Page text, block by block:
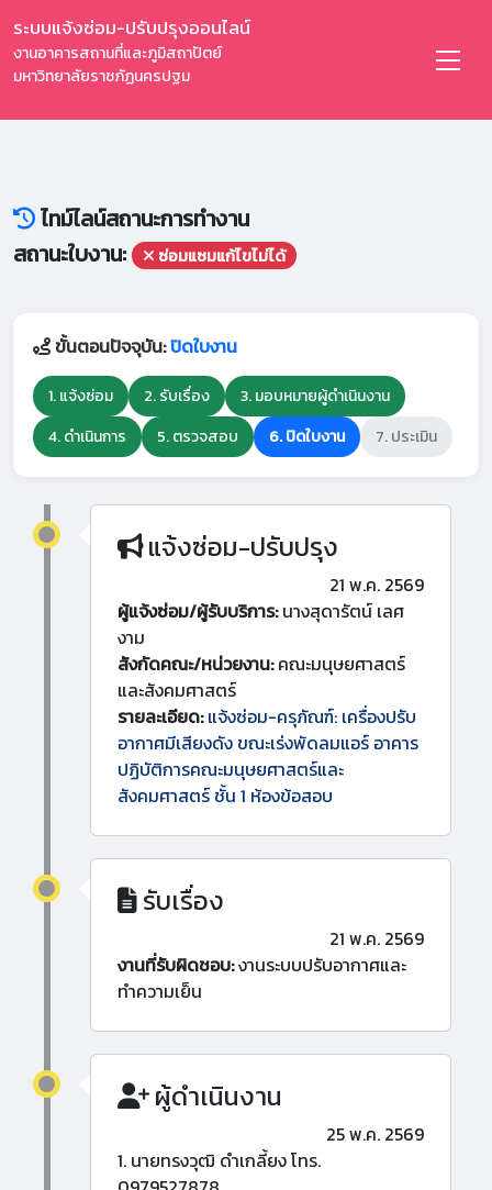
ระบบแจ้งซ่อม-ปรับปรุงออนไลน์
งานอาคารสถานที่และภูมิสถาปัตย์
มหาวิทยาลัยราชภัฏนครปฐม
ไทม์ไลน์สถานะการทำงาน
สถานะใบงาน:
ซ่อมแซมแก้ไขไม่ได้
ขั้นตอนปัจจุบัน:ปิดใบงาน
1. แจ้งซ่อม 2. รับเรื่อง
3. มอบหมายผู้ดำเนินงาน
4. ดำเนินการ
5. ตรวจสอบ 6. ปิดใบงาน 7. ประเมิน
แจ้งซ่อม-ปรับปรุง
21 พ.ค. 2569
ผู้แจ้งซ่อม/ผู้รับบริการ:นางสุดารัตน์ เลศ
งาม
สังกัดคณะ/หน่วยงาน:คณะมนุษยศาสตร์
และสังคมศาสตร์
รายละเอียด: แจ้งซ่อม-ครุภัณฑ์: เครื่องปรับ
อากาศมีเสียงดัง ขณะเร่งพัดลมแอร์ อาคาร
ปฏิบัติการคณะมนุษยศาสตร์และ
สังคมศาสตร์ ชั้น 1 ห้องข้อสอบ
รับเรื่อง
21 พ.ค. 2569
งานที่รับผิดชอบ:งานระบบปรับอากาศและ
ทำความเย็น
ผู้ดำเนินงาน
25 พ.ค. 2569
1. นายทรงวุฒิ ดำเกลี้ยง โทร.